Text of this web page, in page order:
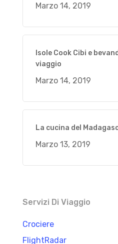
Marzo 14, 2019
Isole Cook Cibi e
viaggio
Marzo 14, 2019
La cucina del
Marzo 13, 2019
Servizi Di Viaggio
Crociere
FlightRadar